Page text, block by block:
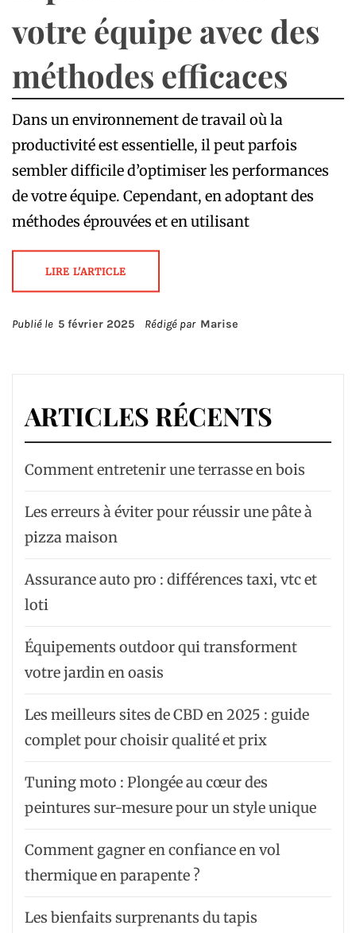
votre équipe avec des
méthodes efficaces
Dans un environnement de travail où la
productivité est essentielle, il peut parfois
sembler difficile d’optimiser les performances
de votre équipe. Cependant, en adoptant des
méthodes éprouvées et en utilisant
LIRE L'ARTICLE
Publié le 5 février 2025 Rédigé par Marise
ARTICLES RÉCENTS
Comment entretenir une terrasse en bois
Les erreurs à éviter pour réussir une pâte à
pizza maison
Assurance auto pro : différences taxi, vtc et
loti
Équipements outdoor qui transforment
votre jardin en oasis
Les meilleurs sites de CBD en 2025 : guide
complet pour choisir qualité et prix
Tuning moto : Plongée au cœur des
peintures sur-mesure pour un style unique
Comment gagner en confiance en vol
thermique en parapente ?
Les bienfaits surprenants du tapis